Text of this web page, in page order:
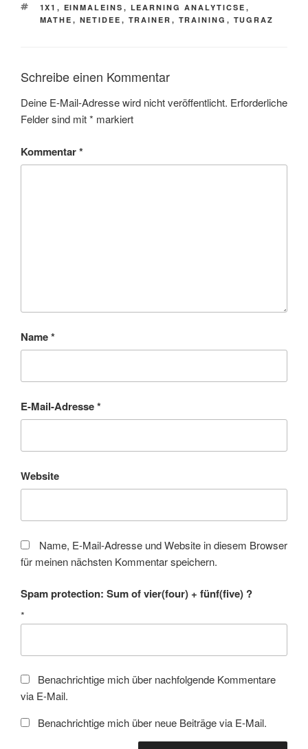
SCHLAGWÖRTER
1X1 , EINMALEINS , LEARNING ANALYTICSE ,
MATHE , NETIDEE , TRAINER , TRAINING , TUGRAZ
Schreibe einen Kommentar
Deine E-Mail-Adresse wird nicht veröffentlicht. Erforderliche
Felder sind mit* markiert
Kommentar*
Name*
E-Mail-Adresse*
Website
Name, E-Mail-Adresse und Website in diesem Browser
für meinen nächsten Kommentar speichern.
Spam protection: Sum of vier(four) + fünf(five) ?
*
Benachrichtige mich über nachfolgende Kommentare
via E-Mail.
Benachrichtige mich über neue Beiträge via E-Mail.